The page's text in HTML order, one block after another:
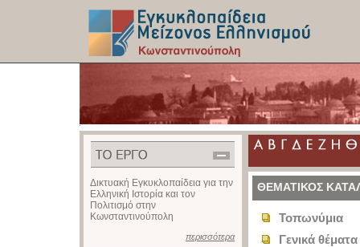
Δικτυακή Εγκυκλοπαίδεια για την
Ελληνική Ιστορία και τον
Πολιτισμό στην
Κωνσταντινούπολη
περισσότερα
ΘΕΜΑΤΙΚΟΣ
Τοπωνύμια
Γενικά θέματα